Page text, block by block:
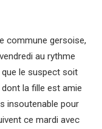
commune gersoise,
au rythme
le suspect soit
la fille est amie
insoutenable pour
ce mardi avec